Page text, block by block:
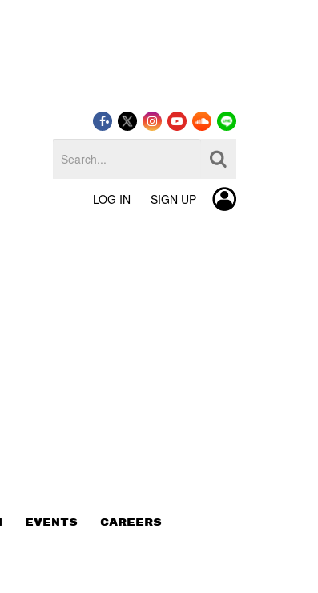
LOG IN SIGN UP
EVENTS CAREERS